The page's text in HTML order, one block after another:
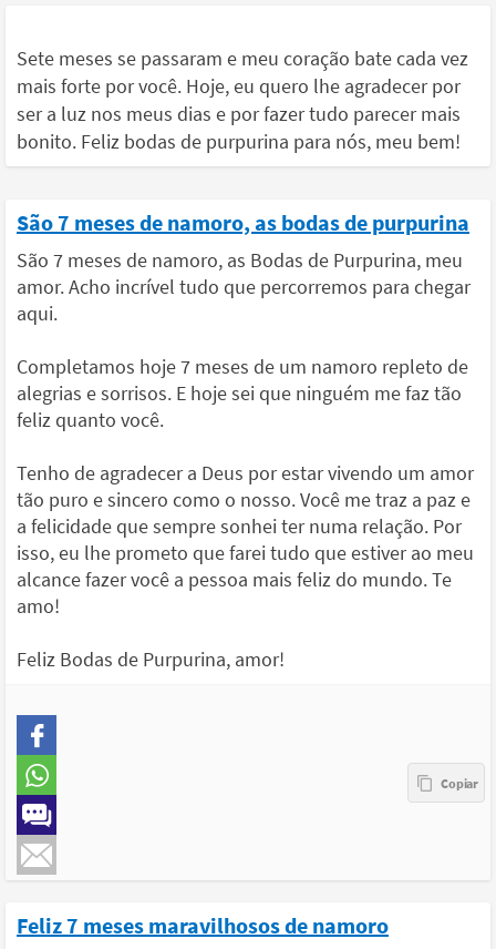
Sete meses se passaram e meu coração bate cada vez
mais forte por você. Hoje, eu quero lhe agradecer por
ser a luz nos meus dias e por fazer tudo parecer mais
bonito. Feliz bodas de purpurina para nós, meu bem!
São 7 meses de namoro, as bodas de purpurina
São 7 meses de namoro, as Bodas de Purpurina, meu
amor. Acho incrível tudo que percorremos para chegar
aqui.
Completamos hoje 7 meses de um namoro repleto de
alegrias e sorrisos. E hoje sei que ninguém me faz tão
feliz quanto você.
Tenho de agradecer a Deus por estar vivendo um amor
tão puro e sincero como o nosso. Você me traz a paz e
a felicidade que sempre sonhei ter numa relação. Por
isso, eu lhe prometo que farei tudo que estiver ao meu
alcance fazer você a pessoa mais feliz do mundo. Te
amo!
Feliz Bodas de Purpurina, amor!
Feliz 7 meses maravilhosos de namoro